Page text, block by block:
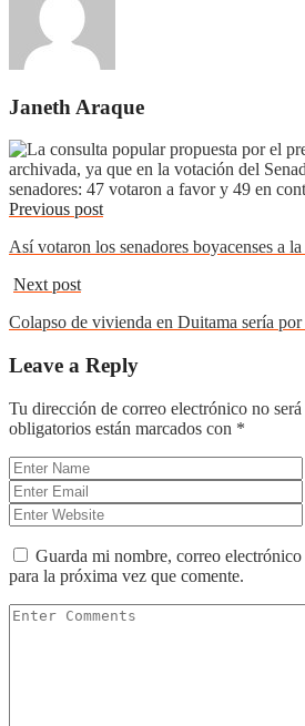
Janeth Araque
Previous post
Así votaron los senadores boyacenses a
Next post
Colapso de vivienda en Duitama sería
Leave a Reply
Tu dirección de correo electrónico no
obligatorios están marcados con *
Guarda mi nombre, correo
para la próxima vez que comente.